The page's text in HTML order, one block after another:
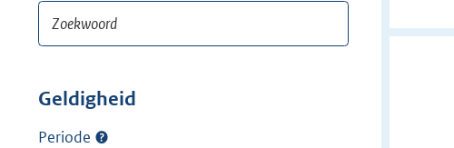
Geldigheid
Periode